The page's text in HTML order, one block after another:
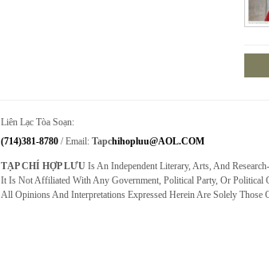
Liên Lạc Tòa Soạn:
(714)381-8780 / Email: TapcHihopluu@AOL.COM
TẠP CHÍ HỢP LƯU Is An Independent Literary, Arts, And
It Is Not Affiliated With Any Government, Political Party, Or Political
All Opinions And Interpretations Expressed Herein Are Solely Those